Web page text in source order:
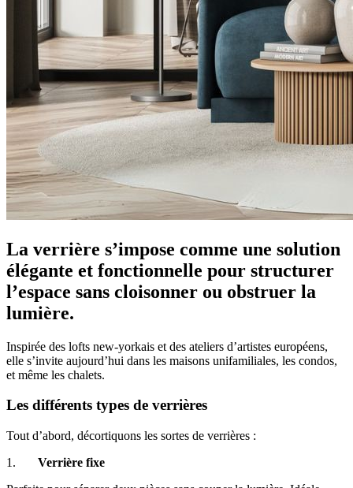
La verrière s’impose comme une solution
élégante et fonctionnelle pour structurer
l’espace sans cloisonner ou obstruer la
lumière.
Inspirée des lofts new-yorkais et des ateliers d’artistes européens,
elle s’invite aujourd’hui dans les maisons unifamiliales, les condos,
et même les chalets.
Les différents types de verrières
Tout d’abord, décortiquons les sortes de verrières :
1. Verrière fixe